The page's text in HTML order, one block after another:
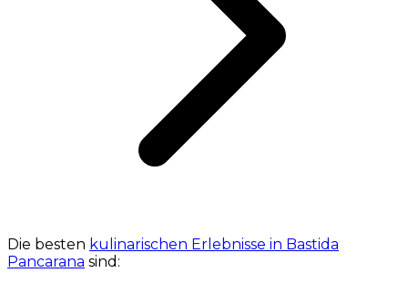
Die besten kulinarischen Erlebnisse in Bastida
Pancarana sind: